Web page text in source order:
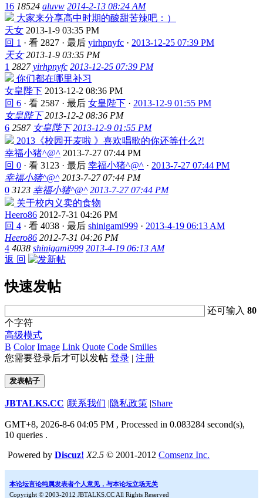
16 18524 aluvw 2014-2-13 08:24 AM
大家来分享高中时期的酸甜苦辣吧：）
天女 2013-1-9 03:35 PM
回 1 · 看 2827 · 最后 yirhpnyfc · 2013-12-25 07:39 PM
天女 2013-1-9 03:35 PM
1 2827 yirhpnyfc 2013-12-25 07:39 PM
你们都在哪里补习
女皇陛下 2013-12-2 08:36 PM
回 6 · 看 2587 · 最后 女皇陛下 · 2013-12-9 01:55 PM
女皇陛下 2013-12-2 08:36 PM
6 2587 女皇陛下 2013-12-9 01:55 PM
2013《校园开麦啦 》喜欢唱歌的你还等什么?!
幸福小猪^@^ 2013-7-27 07:44 PM
回 0 · 看 3123 · 最后 幸福小猪^@^ · 2013-7-27 07:44 PM
幸福小猪^@^ 2013-7-27 07:44 PM
0 3123 幸福小猪^@^ 2013-7-27 07:44 PM
关于校内义卖的食物
Heero86 2012-7-31 04:26 PM
回 4 · 看 4038 · 最后 shinigami999 · 2013-4-19 06:13 AM
Heero86 2012-7-31 04:26 PM
4 4038 shinigami999 2013-4-19 06:13 AM
返 回
快速发帖
还可输入80
个字符
高级模式
B Color Image Link Quote Code Smilies
您需要登录后才可以发帖 登录 | 注册
发表帖子
JBTALKS.CC |联系我们 |隐私政策 |Share
GMT+8, 2026-8-6 04:05 PM , Processed in 0.083284 second(s),
10 queries .
Powered by Discuz! X2.5 © 2001-2012 Comsenz Inc.
本论坛言论纯属发表者个人意见，与本论坛立场无关
Copyright © 2003-2012 JBTALKS.CC All Rights Reserved